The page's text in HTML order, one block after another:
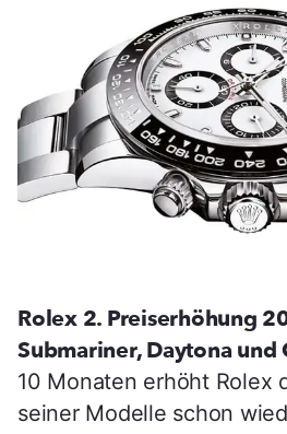
Rolex 2. Preiserhöhung
Submariner, Daytona und
10 Monaten erhöht Rolex
seiner Modelle schon